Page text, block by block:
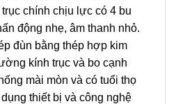
chính chịu lực có 4 bu
động nhẹ, âm thanh nhỏ.
đùn bằng thép hợp kim
kính trục và bo cạnh
mài mòn và có tuổi thọ
thiết bị và công nghệ